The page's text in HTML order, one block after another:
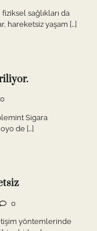
sağlıkları da
hareketsiz yaşam […]
0
Sigara
de […]
0
yöntemlerinde